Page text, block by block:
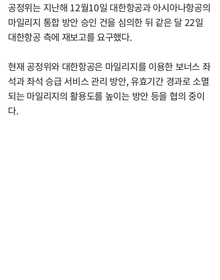
공정위는 지난해 12월10일 대한항공과 아시아나항공의
마일리지 통합 방안 승인 건을 심의한 뒤 같은 달 22일
대한항공 측에 재보고를 요구했다.
현재 공정위와 대한항공은 마일리지를 이용한 보너스 좌
석과 좌석 승급 서비스 관리 방안, 유효기간 경과로 소멸
되는 마일리지의 활용도를 높이는 방안 등을 협의 중이
다.